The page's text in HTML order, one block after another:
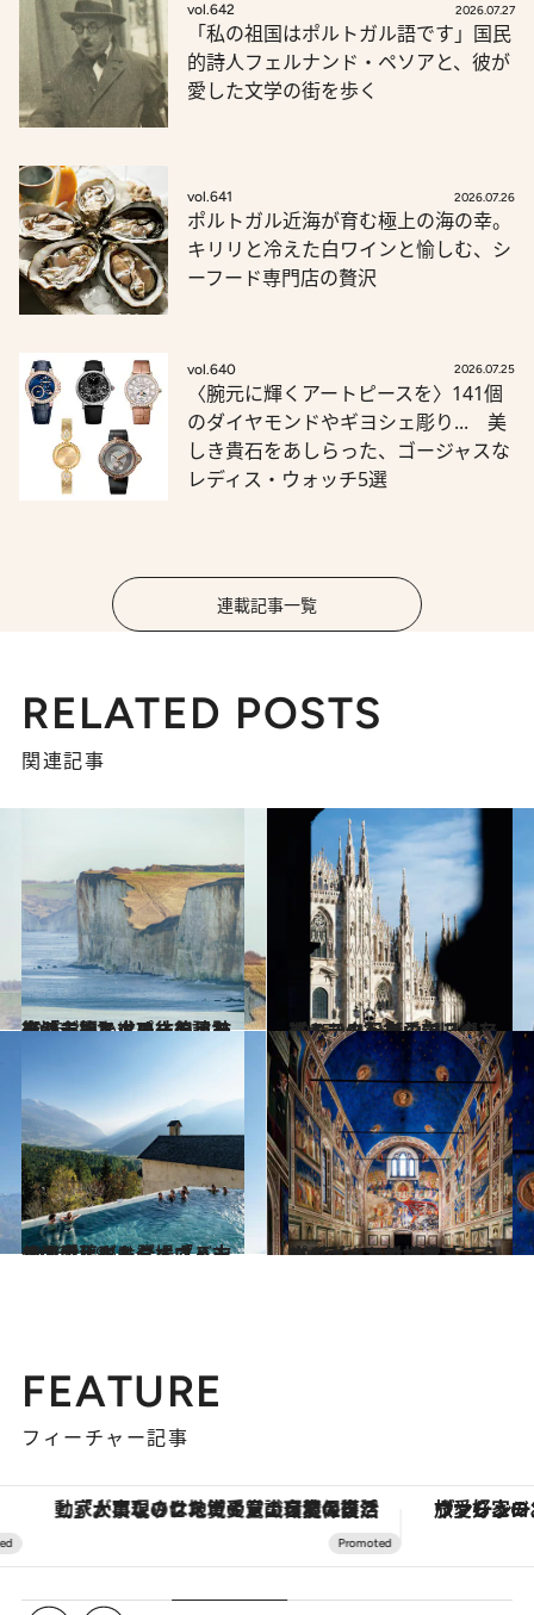
vol.642 2026.07.27
「私の祖国はポルトガル語です」国民
的詩人フェルナンド・ペソアと、彼が
愛した文学の街を歩く
vol.641 2026.07.26
ポルトガル近海が育む極上の海の幸。
キリリと冷えた白ワインと愉しむ、シ
ーフード専門店の贅沢
vol.640 2026.07.25
〈腕元に輝くアートピースを〉141個
のダイヤモンドやギヨシェ彫り... 美
しき貴石をあしらった、ゴージャスな
レディス・ウォッチ5選
連載記事一覧
RELATED POSTS
関連記事
2026.3.21
【フランス・モネの足跡を辿る旅】クロード・モネが主題を求め彷徨った街「ディエップ」を訪ねる
旅＆お出かけ 2025.12.22
【ミラノ】街のマスターピースの行方 新旧のアーキテクトを愛で、街を巡る
旅＆お出かけ
2026.2.19
レオナルド・ダ・ヴィンチの手稿にも登場する古代温泉 ボルミオ「バーニ・ヴェッキ」へ
旅＆お出かけ 2026.1.22
パドヴァで対峙する、奇才ジョットの世界「スクロヴェーニ礼拝堂」
旅＆お出かけ
FEATURE
フィーチャー記事
「大事なのは地域の意識を変えること」。ロレックス賞受賞の自然保護活動家が実現させたナイジェリアの自然環境の復活 ヴァシュロン・コンスタンタ